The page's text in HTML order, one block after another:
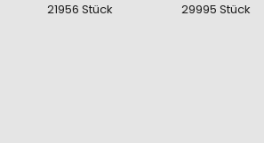
21956 Stück
29995 Stück